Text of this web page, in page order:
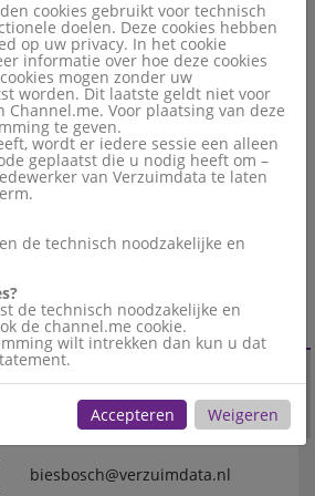
om uw eigen profiel in te stellen.
voor meerdere verzekeringen?
laten maken.
met toegang tot meerdere
Bel of e-mail naar
0180- 644393 of
biesbosch@verzuimdata.nl
biesbosch@verzuimdata.nl
cookies gebruikt voor technisch
doelen. Deze cookies hebben
op uw privacy. In het cookie
informatie over hoe deze cookies
mogen zonder uw
worden. Dit laatste geldt niet voor
Channel.me. Voor plaatsing van deze
te geven.
wordt er iedere sessie een alleen
geplaatst die u nodig heeft om –
van Verzuimdata te laten
de technisch noodzakelijke en
de technisch noodzakelijke en
de channel.me cookie.
wilt intrekken dan kun u dat
Accepteren Weigeren